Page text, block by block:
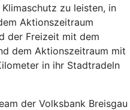
zu leisten, in
Aktionszeitraum
der Freizeit mit dem
dem Aktionszeitraum mit
in ihr Stadtradeln
der Volksbank Breisgau